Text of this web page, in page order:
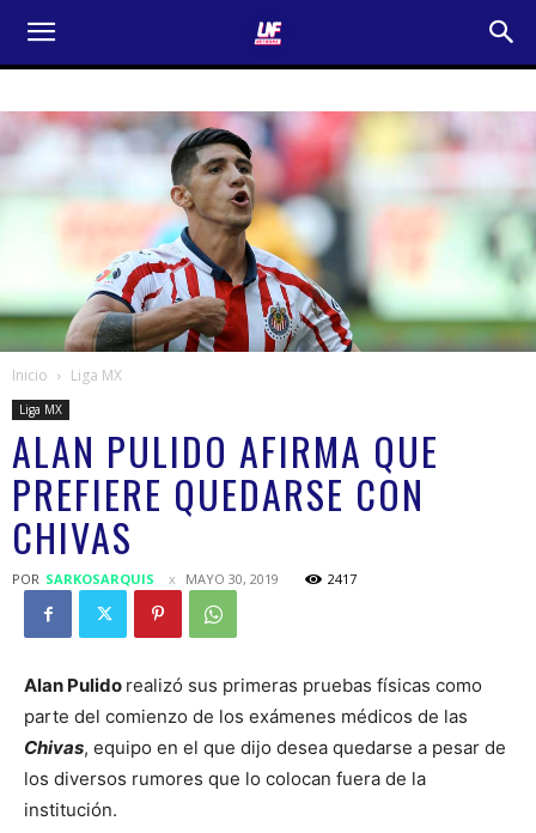
Inicio Liga MX
Liga MX
ALAN PULIDO AFIRMA QUE
PREFIERE QUEDARSE CON
CHIVAS
POR SARKOSARQUIS MAYO 30, 2019 2417
Alan Pulido realizó sus primeras pruebas físicas como
parte del comienzo de los exámenes médicos de las
Chivas, equipo en el que dijo desea quedarse a pesar de
los diversos rumores que lo colocan fuera de la
institución.